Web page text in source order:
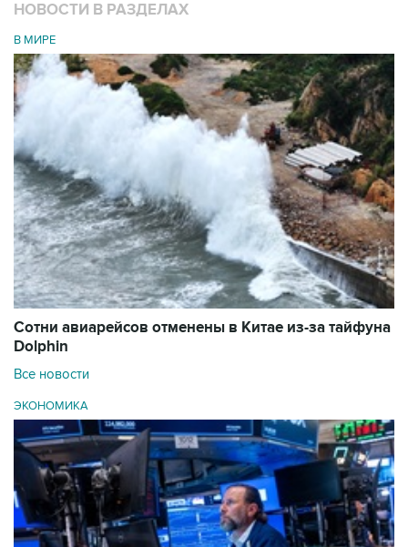
НОВОСТИ В РАЗДЕЛАХ
В МИРЕ
Сотни авиарейсов отменены в Китае из-за тайфуна
Dolphin
Все новости
ЭКОНОМИКА